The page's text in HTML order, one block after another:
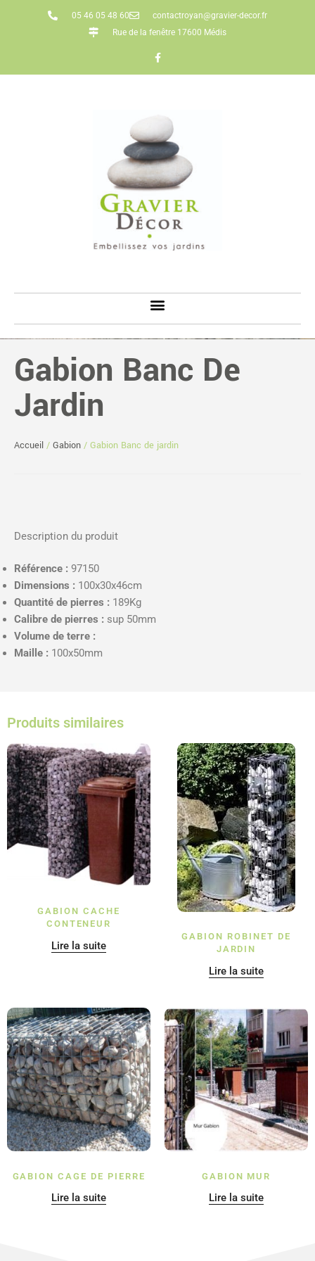
05 46 05 48 60
contactroyan@gravier-decor.fr
Rue de la fenêtre 17600 Médis
Gabion Banc De
Jardin
Accueil / Gabion / Gabion Banc de jardin
Description du produit
Référence : 97150
Dimensions : 100x30x46cm
Quantité de pierres : 189Kg
Calibre de pierres : sup 50mm
Volume de terre :
Maille : 100x50mm
Produits similaires
GABION CACHE
CONTENEUR
Lire la suite
GABION ROBINET DE
JARDIN
Lire la suite
GABION CAGE DE PIERRE
Lire la suite
GABION MUR
Lire la suite